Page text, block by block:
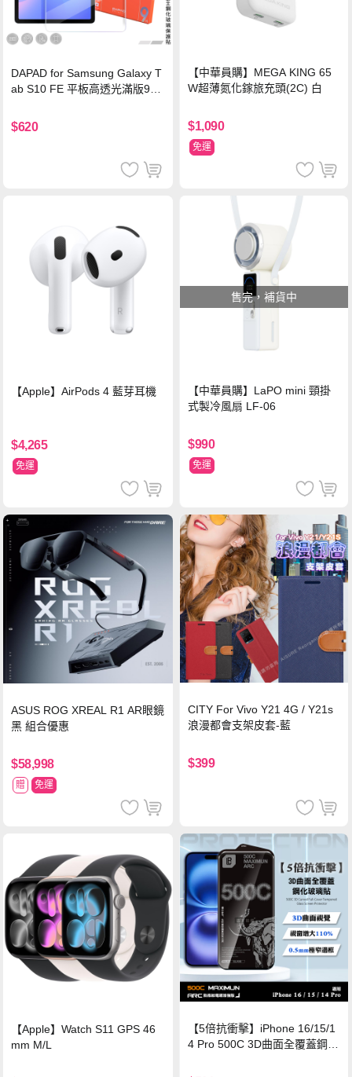
DAPAD for Samsung Galaxy T
ab S10 FE 平板高透光滿版9H
$620
【中華員購】MEGA KING 65
W超薄氮化鎵旅充頭(2C) 白
$1,090
免運
【Apple】AirPods 4 藍芽耳機
$4,265
免運
售完，補貨中
【中華員購】LaPO mini 頸掛
式製冷風扇 LF-06
$990
免運
ASUS ROG XREAL R1 AR眼鏡
黑 組合優惠
$58,998
贈 免運
CITY For Vivo Y21 4G / Y21s
浪漫都會支架皮套-藍
$399
【Apple】Watch S11 GPS 46
mm M/L
【5倍抗衝擊】iPhone 16/15/1
4 Pro 500C 3D曲面全覆蓋鋼化